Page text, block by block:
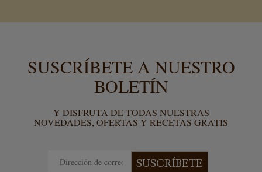
SUSCRÍBETE A NUESTRO
BOLETÍN
Y DISFRUTA DE TODAS NUESTRAS
NOVEDADES, OFERTAS Y RECETAS GRATIS
SUSCRÍBETE